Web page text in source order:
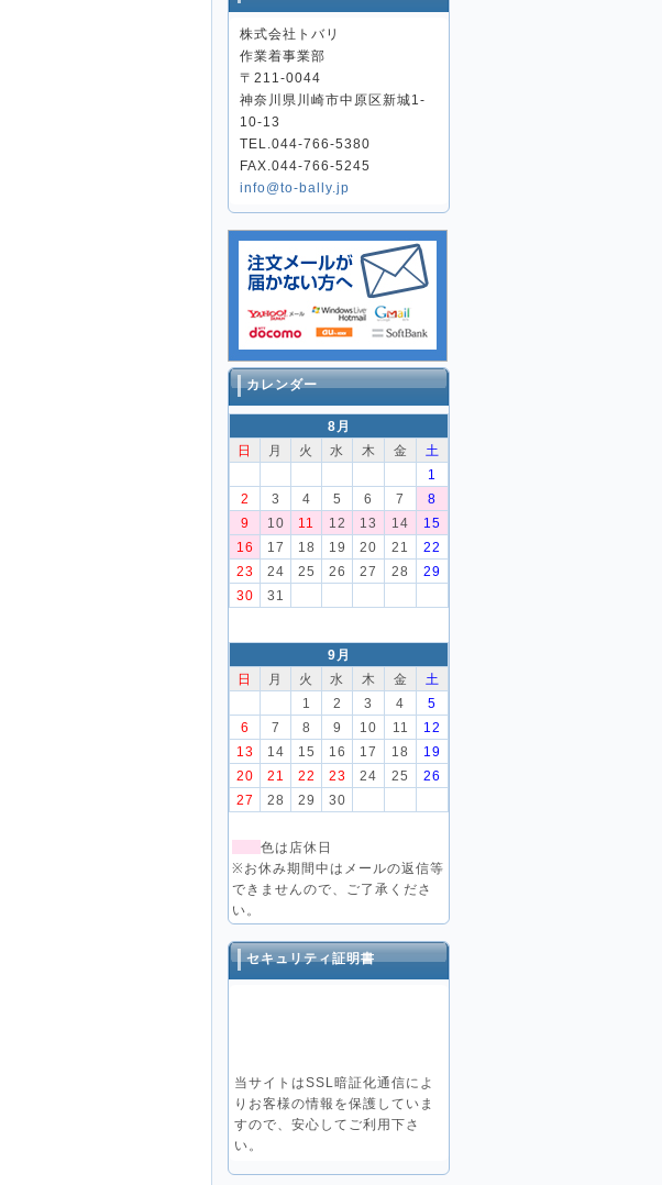
株式会社トバリ
作業着事業部
〒211-0044
神奈川県川崎市中原区新城1-
10-13
TEL.044-766-5380
FAX.044-766-5245
info@to-bally.jp
カレンダー
8月
日
月 火 水 木 金
土
1
2
3 4 5 6 7
8
9
10 11 12 13 14
15
16
17 18 19 20 21
22
23
24 25 26 27 28
29
30
31
9月
日
月 火 水 木 金
土
1
2 3 4
5
6
7 8 9 10 11
12
13
14 15 16 17 18
19
20
21 22 23 24 25
26
27
28 29 30
色は店休日
※お休み期間中はメールの返信等
できませんので、ご了承くださ
い。
セキュリティ証明書
当サイトはSSL暗証化通信によ
りお客様の情報を保護していま
すので、安心してご利用下さ
い。